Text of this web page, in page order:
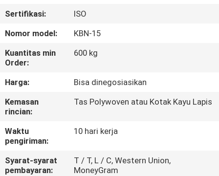
PABRIK
KONTROL
KUALITAS
HUBUNGI
KAMI
PERMINTAAN
PENAWARAN
Sertifikasi:
ISO
Nomor model:
KBN-15
Kuantitas min
Order:
600 kg
Harga:
Bisa dinegosiasikan
Kemasan
rincian:
Tas Polywoven atau Kotak Kayu Lapis
Waktu
pengiriman:
10 hari kerja
Syarat-syarat
pembayaran:
T / T, L / C, Western Union,
MoneyGram